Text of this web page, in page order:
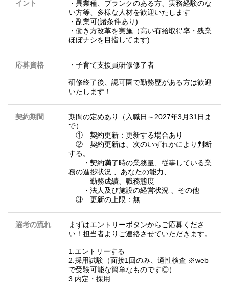
イント
・異業種、ブランクのある方、実務経験のな
い方等、多様な人材を歓迎いたします
・副業可(諸条件あり)
・働き方改革を実施（高い有給取得率・残業
ほぼナシを目指してます)
応募資格 ・子育て支援員研修修了者
研修終了後、認可園で勤務歴がある方は歓迎
いたします！
契約期間
期間の定めあり（入職日～2027年3月31日ま
で）
① 契約更新：更新する場合あり
② 契約更新は、次のいずれかにより判断
する。
・契約満了時の業務量、従事している業
務の進捗状況 、あなたの能力、
勤務成績、職務態度
・法人及び施設の経営状況 、その他
③ 更新の上限：無
選考の流れ
まずはエントリーボタンからご応募くださ
い！担当者よりご連絡させていただきます。
1.エントリーする
2.採用試験（面接1回のみ、適性検査 ※web
で受験可能な簡単なものです◎）
3.内定・採用